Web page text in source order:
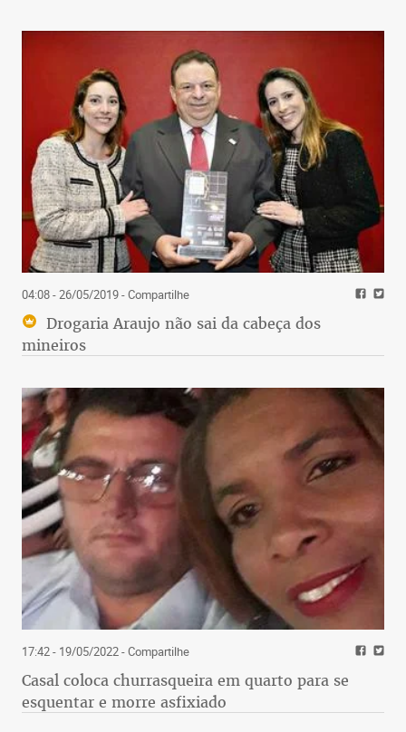
04:08 - 26/05/2019- Compartilhe
Drogaria Araujo não sai da cabeça dos
mineiros
17:42 - 19/05/2022- Compartilhe
Casal coloca churrasqueira em quarto para se
esquentar e morre asfixiado